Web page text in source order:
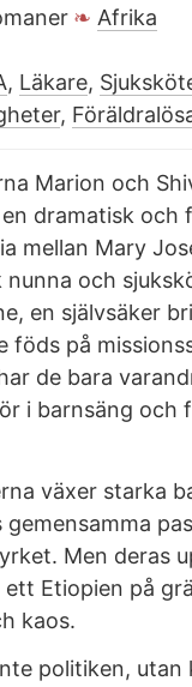
Afrika
, Läkare,
,
Marion och
dramatisk och
mellan Mary
nunna och
en självsäker
föds på
de bara
i barnsäng och
växer starka
gemensamma
Men deras
Etiopien på
kaos.
politiken, utan